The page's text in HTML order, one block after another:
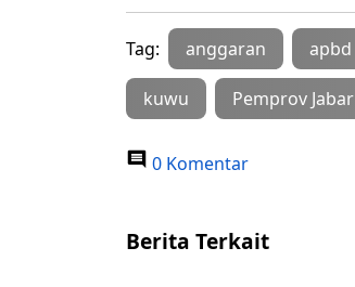
Tag: anggaran apbd
kuwu Pemprov Jabar
0 Komentar
Berita Terkait